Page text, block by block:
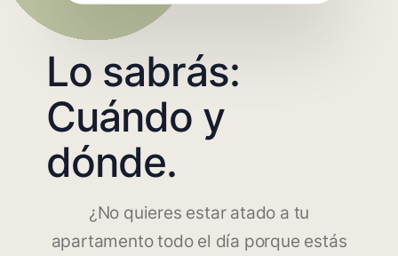
Lo sabrás:
Cuándo y
dónde.
¿No quieres estar atado a tu
apartamento todo el día porque estás